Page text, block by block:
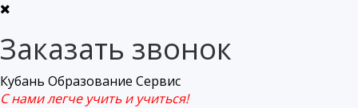
Заказать звонок
Кубань Образование Сервис
С нами легче учить и учиться!